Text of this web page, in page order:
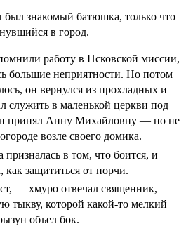
знакомый батюшка, только что
в город.
работу в Псковской миссии,
большие неприятности. Но потом
он вернулся из прохладных и
служить в маленькой церкви под
принял Анну Михайловну — но не
возле своего домика.
в том, что боится, и
как защититься от порчи.
— хмуро отвечал священник,
тыкву, которой какой-то мелкий
объел бок.